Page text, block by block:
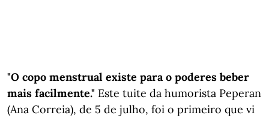
"O copo menstrual existe para o poderes beber
mais facilmente." Este tuite da humorista Peperan
(Ana Correia), de 5 de julho, foi o primeiro que vi